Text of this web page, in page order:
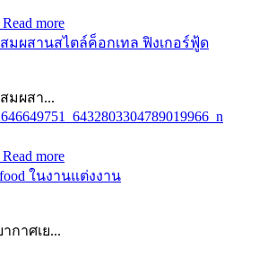
Read more
มผสานสไตล์ค็อกเทล ฟิงเกอร์ฟู้ด
มผสา...
Read more
ในงานแต่งงาน
กาศเย...